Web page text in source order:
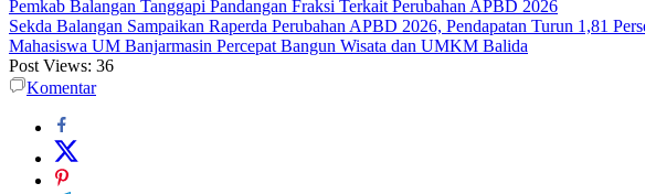
Pemkab Balangan Tanggapi Pandangan Fraksi Terkait Perubahan APBD 2026
Sekda Balangan Sampaikan Raperda Perubahan APBD 2026, Pendapatan Turun 1,81
Mahasiswa UM Banjarmasin Percepat Bangun Wisata dan UMKM Balida
Post Views: 36
Komentar